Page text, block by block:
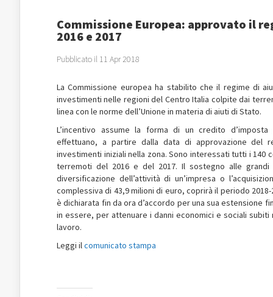
Commissione Europea: approvato il
2016 e 2017
Pubblicato il 11 Apr 2018
La Commissione europea ha stabilito che il regime di
investimenti nelle regioni del Centro Italia colpite dai
linea con le norme dell’Unione in materia di aiuti di Stato.
L’incentivo assume la forma di un credito
effettuano, a partire dalla data di approvazione del
investimenti iniziali nella zona. Sono interessati tutti i 140
terremoti del 2016 e del 2017. Il sostegno alle
diversificazione dell’attività di un’impresa o
complessiva di 43,9 milioni di euro, coprirà il periodo
è dichiarata fin da ora d’accordo per una sua estensione
in essere, per attenuare i danni economici e sociali
lavoro.
Leggi ilcomunicato stampa